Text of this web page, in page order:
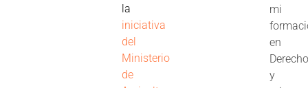
la
iniciativa
del
Ministerio
de
mi
en
y